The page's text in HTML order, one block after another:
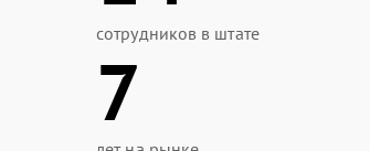
сотрудников в штате
7